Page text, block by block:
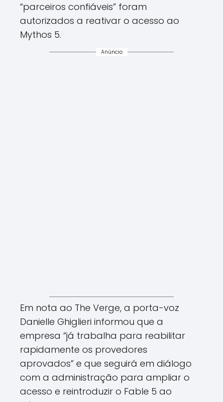
“parceiros confiáveis” foram
autorizados a reativar o acesso ao
Mythos 5.
Anúncio
Em nota ao The Verge, a porta-voz
Danielle Ghiglieri informou que a
empresa “já trabalha para reabilitar
rapidamente os provedores
aprovados” e que seguirá em diálogo
com a administração para ampliar o
acesso e reintroduzir o Fable 5 ao